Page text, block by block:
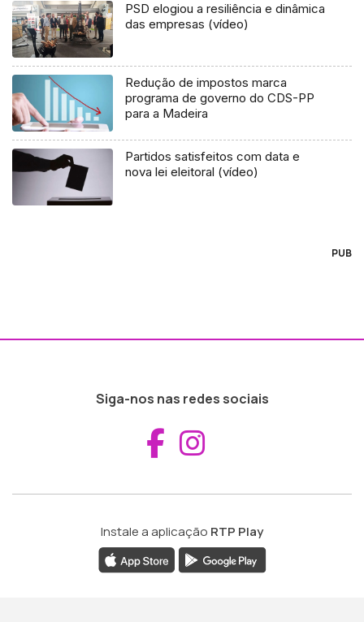
PSD elogiou a resiliência e dinâmica
das empresas (vídeo)
Redução de impostos marca
programa de governo do CDS-PP
para a Madeira
Partidos satisfeitos com data e
nova lei eleitoral (vídeo)
PUB
Siga-nos nas redes sociais
Aceder ao
Instale a aplicação RTP Play